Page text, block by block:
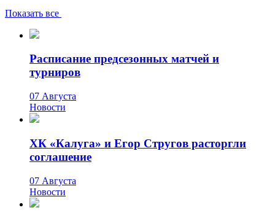
Показать все
Расписание предсезонных матчей и
турниров
07 Августа
Новости
ХК «Калуга» и Егор Стругов расторгли
соглашение
07 Августа
Новости